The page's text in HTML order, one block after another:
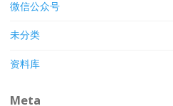
微信公众号
未分类
资料库
Meta